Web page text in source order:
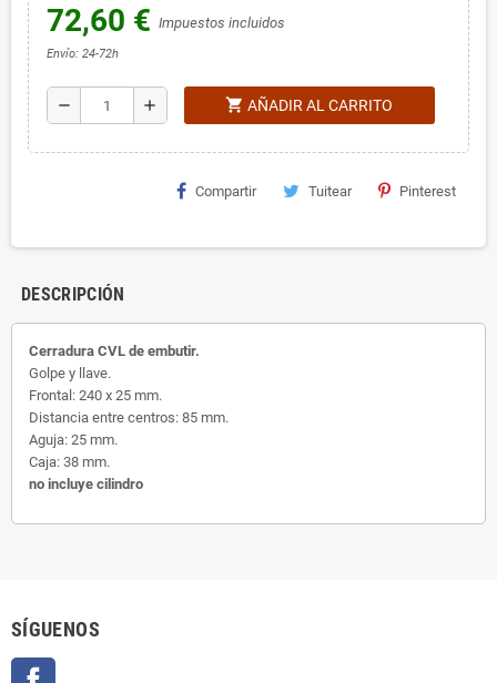
72,60 € Impuestos incluidos
Envío: 24-72h
remove add shopping_cart AÑADIR AL CARRITO
Compartir Tuitear Pinterest
DESCRIPCIÓN
Cerradura CVL de embutir.
Golpe y llave.
Frontal: 240 x 25 mm.
Distancia entre centros: 85 mm.
Aguja: 25 mm.
Caja: 38 mm.
no incluye cilindro
SÍGUENOS